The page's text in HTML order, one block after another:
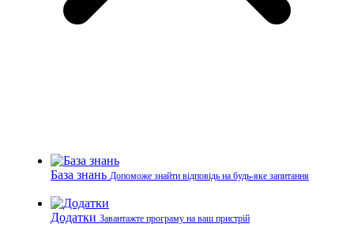
База знань Допоможе знайти відповідь на будь-яке запитання
Додатки Завантажте програму на ваш пристрій